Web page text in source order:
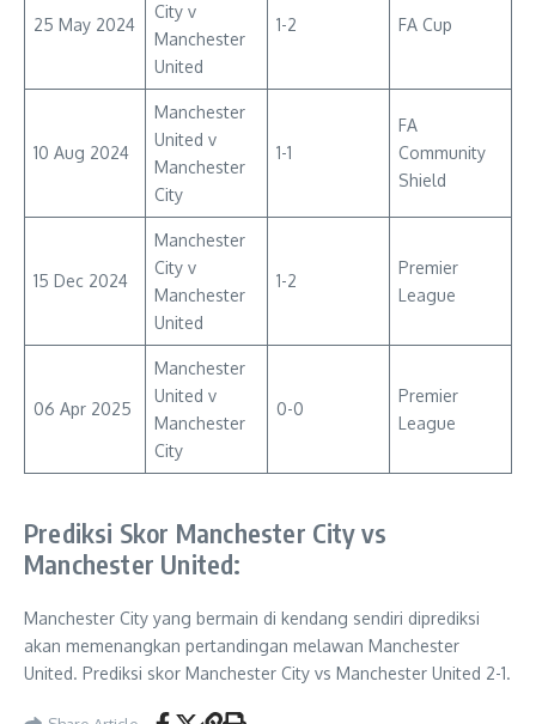
25 May 2024
City v
Manchester
United
1-2 FA Cup
10 Aug 2024
Manchester
United v
Manchester
City
1-1
FA
Community
Shield
15 Dec 2024
Manchester
City v
Manchester
United
1-2
Premier
League
06 Apr 2025
Manchester
United v
Manchester
City
0-0
Premier
League
Prediksi Skor Manchester City vs
Manchester United:
Manchester City yang bermain di kendang sendiri diprediksi
akan memenangkan pertandingan melawan Manchester
United. Prediksi skor Manchester City vs Manchester United 2-1.